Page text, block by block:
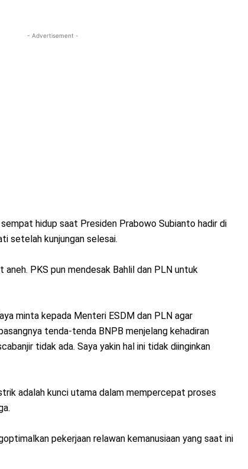
- Advertisement -
hidup saat Presiden Prabowo Subianto hadir di
setelah kunjungan selesai.
aneh. PKS pun mendesak Bahlil dan PLN untuk
minta kepada Menteri ESDM dan PLN agar
tenda-tenda BNPB menjelang kehadiran
tidak ada. Saya yakin hal ini tidak diinginkan
adalah kunci utama dalam mempercepat proses
pekerjaan relawan kemanusiaan yang saat ini